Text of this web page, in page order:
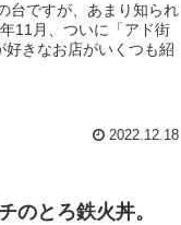
台ですが、あまり知られ
11月、ついに「アド街
好きなお店がいくつも紹
2022.12.18
のとろ鉄火丼。